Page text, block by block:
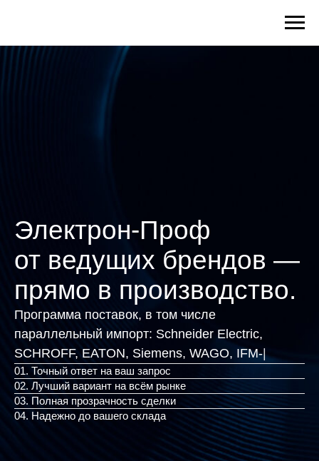
Электрон-Проф
от ведущих брендов —
прямо в производство.
Программа поставок, в том числе
параллельный импорт: Schneider Electric,
SCHROFF, EATON, Siemen|
01. Точный ответ на ваш запрос
02. Лучший вариант на всём рынке
03. Полная прозрачность сделки
04. Надежно до вашего склада